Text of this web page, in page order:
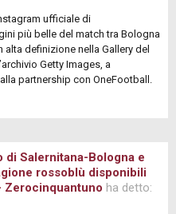
ufficiale di
più belle del match tra Bologna
definizione nella Gallery del
Getty Images, a
partnership con OneFootball.
Salernitana-Bologna e
rossoblù disponibili
Zerocinquantuno ha detto: